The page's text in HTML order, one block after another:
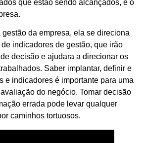
que estão sendo alcançados, e o
da empresa, ela se direciona
indicadores de gestão, que irão
decisão e ajudara a direcionar os
Saber implantar, definir e
e indicadores é importante para uma
do negócio. Tomar decisão
errada pode levar qualquer
caminhos tortuosos.